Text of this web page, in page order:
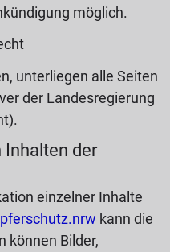
möglich.
unterliegen alle Seiten
der Landesregierung
der
einzelner Inhalte
kann die
können Bilder,